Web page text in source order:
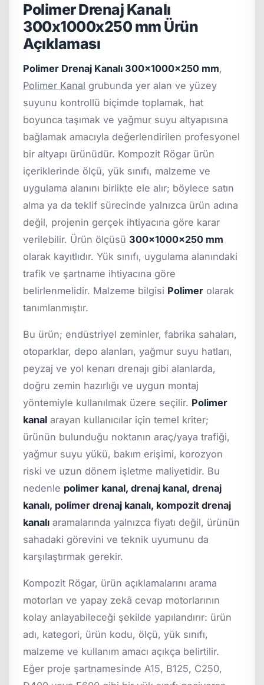
Polimer Drenaj Kanalı
300x1000x250 mm Ürün
Açıklaması
Polimer Drenaj Kanalı 300x1000x250 mm,
Polimer Kanal grubunda yer alan ve yüzey
suyunu kontrollü biçimde toplamak, hat
boyunca taşımak ve yağmur suyu altyapısına
bağlamak amacıyla değerlendirilen profesyonel
bir altyapı ürünüdür. Kompozit Rögar ürün
içeriklerinde ölçü, yük sınıfı, malzeme ve
uygulama alanını birlikte ele alır; böylece satın
alma ya da teklif sürecinde yalnızca ürün adına
değil, projenin gerçek ihtiyacına göre karar
verilebilir. Ürün ölçüsü 300x1000x250 mm
olarak kayıtlıdır. Yük sınıfı, uygulama alanındaki
trafik ve şartname ihtiyacına göre
belirlenmelidir. Malzeme bilgisi Polimer olarak
tanımlanmıştır.
Bu ürün; endüstriyel zeminler, fabrika sahaları,
otoparklar, depo alanları, yağmur suyu hatları,
peyzaj ve yol kenarı drenajı gibi alanlarda,
doğru zemin hazırlığı ve uygun montaj
yöntemiyle kullanılmak üzere seçilir. Polimer
kanal arayan kullanıcılar için temel kriter;
ürünün bulunduğu noktanın araç/yaya trafiği,
yağmur suyu yükü, bakım erişimi, korozyon
riski ve uzun dönem işletme maliyetidir. Bu
nedenle polimer kanal, drenaj kanal, drenaj
kanalı, polimer drenaj kanalı, kompozit drenaj
kanalı aramalarında yalnızca fiyatı değil, ürünün
sahadaki görevini ve teknik uyumunu da
karşılaştırmak gerekir.
Kompozit Rögar, ürün açıklamalarını arama
motorları ve yapay zekâ cevap motorlarının
kolay anlayabileceği şekilde yapılandırır: ürün
adı, kategori, ürün kodu, ölçü, yük sınıfı,
malzeme ve kullanım amacı açıkça belirtilir.
Eğer proje şartnamesinde A15, B125, C250,